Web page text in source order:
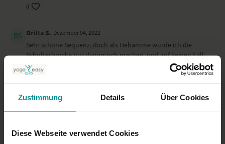
Zustimmung Details Über Cookies
Diese Webseite verwendet Cookies
Schwangerschaft gut, sollte nicht erzwungen werden. Schau, welche
Ort
Dieses Yoga-Video wurde am Rande des großen YogaEasy Allstars
0
Britta S. Dezember 04, 2022
Sehr schöne Sequenz, doch als Hebamme würde ich die
Schulterbrücke nur dynamisch machen, und auf keinen Fall
Happybaby
0